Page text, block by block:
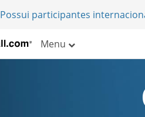
Possui participantes
Menu